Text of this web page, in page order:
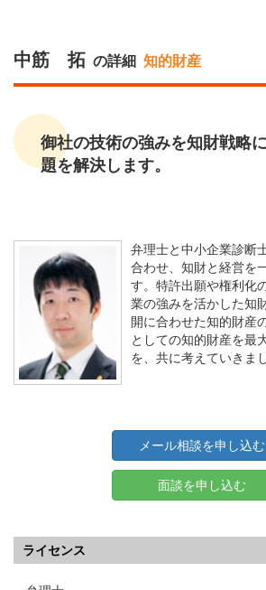
中筋 拓 の詳細 知的財産
御社の技術の強みを知財戦略
題を解決します。
弁理士と中小企業診断
合わせ、知財と経営を
す。特許出願や権利化
業の強みを活かした知
開に合わせた知的財産
としての知的財産を最
を、共に考えていきま
メール相談を申し込む
面談を申し込む
ライセンス